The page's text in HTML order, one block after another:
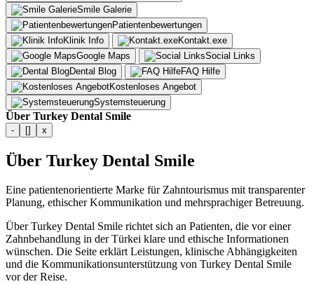
Smile Galerie
Patientenbewertungen
Klinik Info
Kontakt.exe
Google Maps
Social Links
Dental Blog
FAQ Hilfe
Kostenloses Angebot
Systemsteuerung
Über Turkey Dental Smile
- [] x
Über Turkey Dental Smile
Eine patientenorientierte Marke für Zahntourismus mit transparenter
Planung, ethischer Kommunikation und mehrsprachiger Betreuung.
Über Turkey Dental Smile richtet sich an Patienten, die vor einer
Zahnbehandlung in der Türkei klare und ethische Informationen
wünschen. Die Seite erklärt Leistungen, klinische Abhängigkeiten
und die Kommunikationsunterstützung von Turkey Dental Smile
vor der Reise.